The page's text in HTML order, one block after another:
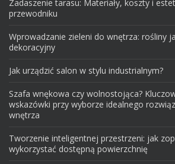
Zadaszenie tarasu: Materiały, koszty i
przewodniku
Wprowadzanie zieleni do wnętrza: rośliny
dekoracyjny
Jak urządzić salon w stylu industrialnym?
Szafa wnękowa czy wolnostojąca?
wskazówki przy wyborze idealnego
wnętrza
Tworzenie inteligentnej przestrzeni: jak
wykorzystać dostępną powierzchnię